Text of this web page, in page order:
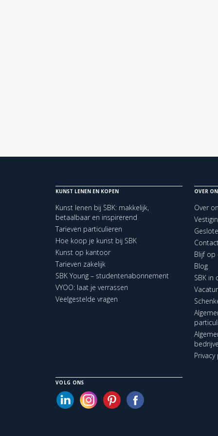
KUNST LENEN EN KOPEN
Kunst lenen bij SBK: makkelijk,
betaalbaar en inspirerend
Tarieven particulieren
Hoe koop je kunst bij SBK
Kunst op kantoor
Tarieven zakelijk
SBK Young – studentenabonnement
VYOO: laat je verrassen
Veelgestelde vragen
OVER
Over
Blijf op
Blog
SBK in
VOLG ONS